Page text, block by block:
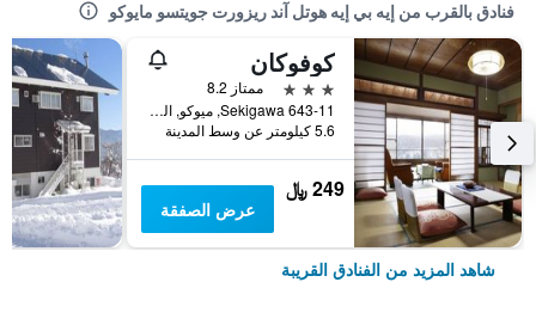
فنادق بالقرب من إيه بي إيه هوتل آند ريزورت جويتسو مايوكو
كوفوكان
3 نجوم
ممتاز 8.2
Sekigawa 643-11, ميوكو, اليابان
5.6 كيلومتر عن وسط المدينة
249 ﷼
عرض الصفقة
شاهد المزيد من الفنادق القريبة